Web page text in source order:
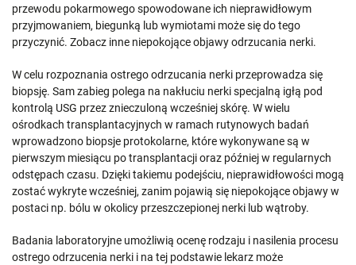
przewodu pokarmowego spowodowane ich nieprawidłowym
przyjmowaniem, biegunką lub wymiotami może się do tego
przyczynić. Zobacz inne niepokojące objawy odrzucania nerki.
W celu rozpoznania ostrego odrzucania nerki przeprowadza się
biopsję. Sam zabieg polega na nakłuciu nerki specjalną igłą pod
kontrolą USG przez znieczuloną wcześniej skórę. W wielu
ośrodkach transplantacyjnych w ramach rutynowych badań
wprowadzono biopsje protokolarne, które wykonywane są w
pierwszym miesiącu po transplantacji oraz później w regularnych
odstępach czasu. Dzięki takiemu podejściu, nieprawidłowości mogą
zostać wykryte wcześniej, zanim pojawią się niepokojące objawy w
postaci np. bólu w okolicy przeszczepionej nerki lub wątroby.
Badania laboratoryjne umożliwią ocenę rodzaju i nasilenia procesu
ostrego odrzucenia nerki i na tej podstawie lekarz może